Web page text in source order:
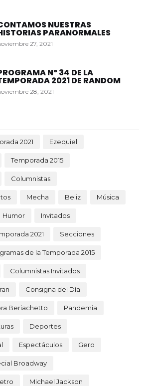
NUESTRAS
PARANORMALES
27, 2021
Nº 34 DE LA
2021 DE RANDOM
28, 2021
2021 Ezequiel
Temporada 2015
Columnistas
Mecha Beliz Música
Humor Invitados
2021 Secciones
de la Temporada 2015
Columnistas Invitados
Consigna del Día
Beriachetto Pandemia
Deportes
Espectáculos Gero
Broadway
Michael Jackson